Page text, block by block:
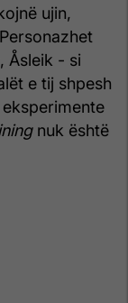
ujin,
Åsleik - si
e tij shpesh
nuk është